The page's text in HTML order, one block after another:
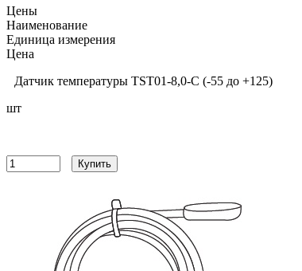
Цены
Наименование
Единица измерения
Цена
Датчик температуры TST01-8,0-С (-55 до +125)
шт
Купить